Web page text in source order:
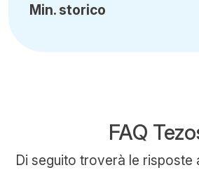
Min. storico
FAQ
Di seguito troverà le risposte